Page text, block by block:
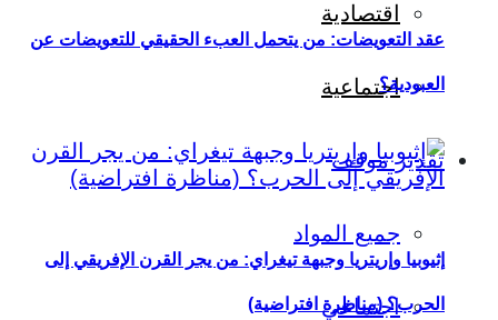
اقتصادية
اجتماعية
تقدير موقف
جميع المواد
اجتماعي
عقد التعويضات: من يتحمل العبء الحقيقي للتعويضات عن
العبودية؟
إثيوبيا وإريتريا وجبهة تيغراي: من يجر القرن الإفريقي إلى
الحرب؟ (مناظرة افتراضية)